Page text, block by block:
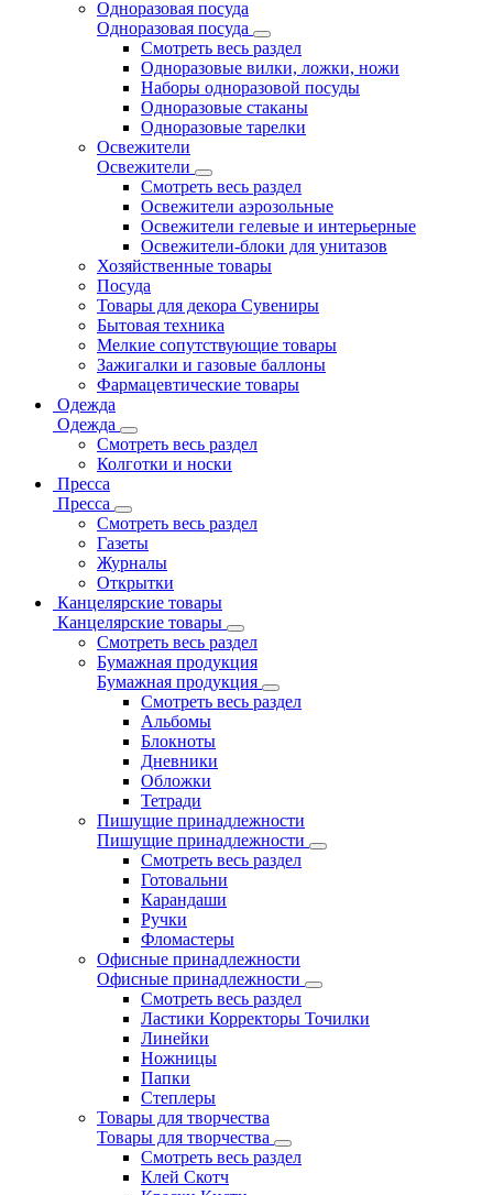
Одноразовая посуда
Одноразовая посуда
Смотреть весь раздел
Одноразовые вилки, ложки, ножи
Наборы одноразовой посуды
Одноразовые стаканы
Одноразовые тарелки
Освежители
Освежители
Смотреть весь раздел
Освежители аэрозольные
Освежители гелевые и интерьерные
Освежители-блоки для унитазов
Хозяйственные товары
Посуда
Товары для декора Сувениры
Бытовая техника
Мелкие сопутствующие товары
Зажигалки и газовые баллоны
Фармацевтические товары
Одежда
Одежда
Смотреть весь раздел
Колготки и носки
Пресса
Пресса
Смотреть весь раздел
Газеты
Журналы
Открытки
Канцелярские товары
Канцелярские товары
Смотреть весь раздел
Бумажная продукция
Бумажная продукция
Смотреть весь раздел
Альбомы
Блокноты
Дневники
Обложки
Тетради
Пишущие принадлежности
Пишущие принадлежности
Смотреть весь раздел
Готовальни
Карандаши
Ручки
Фломастеры
Офисные принадлежности
Офисные принадлежности
Смотреть весь раздел
Ластики Корректоры Точилки
Линейки
Ножницы
Папки
Степлеры
Товары для творчества
Товары для творчества
Смотреть весь раздел
Клей Скотч